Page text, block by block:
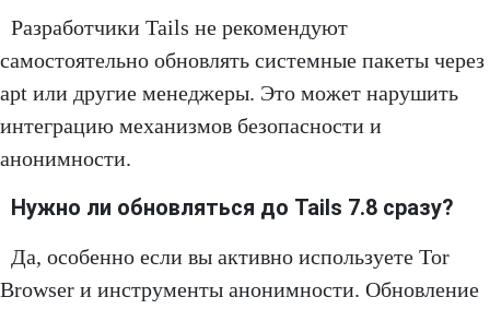
Разработчики Tails не рекомендуют
самостоятельно обновлять системные пакеты через
apt или другие менеджеры. Это может нарушить
интеграцию механизмов безопасности и
анонимности.
Нужно ли обновляться до Tails 7.8 сразу?
Да, особенно если вы активно используете Tor
Browser и инструменты анонимности. Обновление